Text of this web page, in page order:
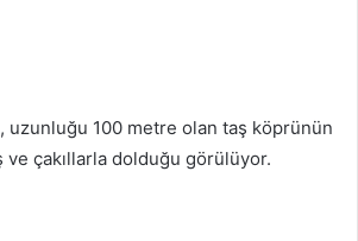
uzunluğu 100 metre olan taş köprünün
çakıllarla dolduğu görülüyor.